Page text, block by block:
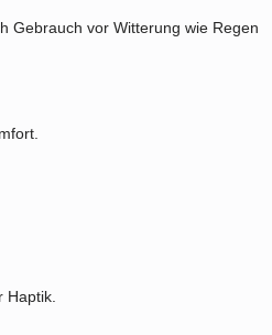
Gebrauch vor Witterung wie Regen